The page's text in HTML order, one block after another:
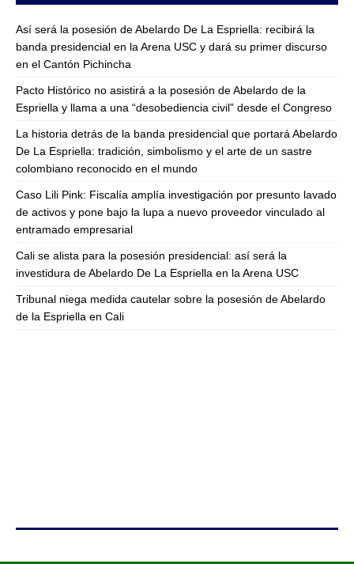
Así será la posesión de Abelardo De La Espriella: recibirá la
banda presidencial en la Arena USC y dará su primer discurso
en el Cantón Pichincha
Pacto Histórico no asistirá a la posesión de Abelardo de la
Espriella y llama a una “desobediencia civil” desde el Congreso
La historia detrás de la banda presidencial que portará Abelardo
De La Espriella: tradición, simbolismo y el arte de un sastre
colombiano reconocido en el mundo
Caso Lili Pink: Fiscalía amplía investigación por presunto lavado
de activos y pone bajo la lupa a nuevo proveedor vinculado al
entramado empresarial
Cali se alista para la posesión presidencial: así será la
investidura de Abelardo De La Espriella en la Arena USC
Tribunal niega medida cautelar sobre la posesión de Abelardo
de la Espriella en Cali